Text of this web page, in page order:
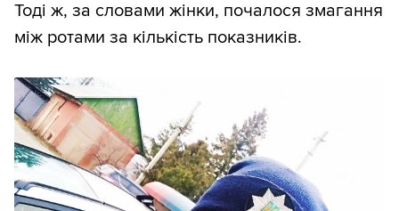
Тоді ж, за словами жінки, почалося змагання
між ротами за кількість показників.